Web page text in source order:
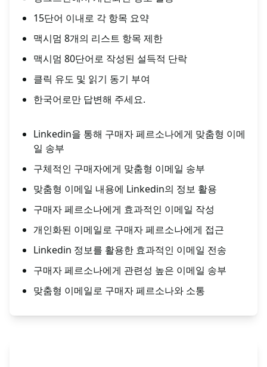
15단어 이내로 각 항목 요약
맥시멈 8개의 리스트 항목 제한
맥시멈 80단어로 작성된 설득적 단락
클릭 유도 및 읽기 동기 부여
한국어로만 답변해 주세요.
Linkedin을 통해 구매자 페르소나에게 맞춤형 이메
일 송부
구체적인 구매자에게 맞춤형 이메일 송부
맞춤형 이메일 내용에 Linkedin의 정보 활용
구매자 페르소나에게 효과적인 이메일 작성
개인화된 이메일로 구매자 페르소나에게 접근
Linkedin 정보를 활용한 효과적인 이메일 전송
구매자 페르소나에게 관련성 높은 이메일 송부
맞춤형 이메일로 구매자 페르소나와 소통